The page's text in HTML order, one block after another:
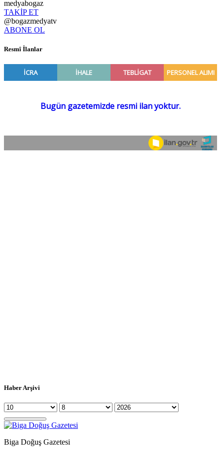
medyabogaz
TAKİP ET
@bogazmedyatv
ABONE OL
Resmî İlanlar
Haber Arşivi
Biga Doğuş Gazetesi